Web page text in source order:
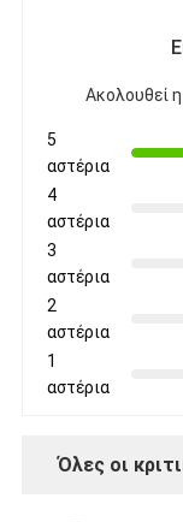
Ακολουθεί
5
αστέρια
4
αστέρια
3
αστέρια
2
αστέρια
1
αστέρια
Όλες οι